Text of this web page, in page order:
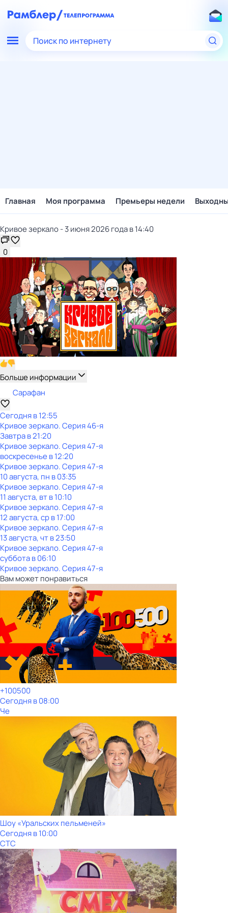
Поиск по интернету
Главная Моя программа Премьеры недели
Кривое зеркало - 3 июня 2026 года в 14:40
0
Больше информации
Сарафан
Сегодня в 12:55
Кривое зеркало. Серия 46-я
Завтра в 21:20
Кривое зеркало. Серия 47-я
воскресенье в12:20
Кривое зеркало. Серия 47-я
10 августа, пн в 03:35
Кривое зеркало. Серия 47-я
11 августа, вт в 10:10
Кривое зеркало. Серия 47-я
12 августа, ср в 17:00
Кривое зеркало. Серия 47-я
13 августа, чт в 23:50
Кривое зеркало. Серия 47-я
субботав06:10
Кривое зеркало. Серия 47-я
Вам может понравиться
+100500
Сегодня в 08:00
Че
Шоy «Уральских пeльменей»
Сегодня в 10:00
СТС